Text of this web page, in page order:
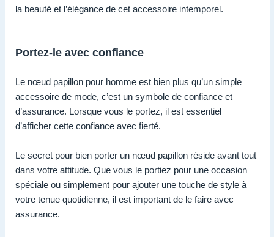
la beauté et l’élégance de cet accessoire intemporel.
Portez-le avec confiance
Le nœud papillon pour homme est bien plus qu’un simple
accessoire de mode, c’est un symbole de confiance et
d’assurance. Lorsque vous le portez, il est essentiel
d’afficher cette confiance avec fierté.
Le secret pour bien porter un nœud papillon réside avant tout
dans votre attitude. Que vous le portiez pour une occasion
spéciale ou simplement pour ajouter une touche de style à
votre tenue quotidienne, il est important de le faire avec
assurance.